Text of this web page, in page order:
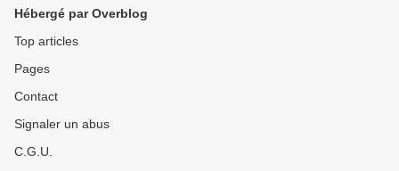
Hébergé par Overblog
Top articles
Pages
Contact
Signaler un abus
C.G.U.